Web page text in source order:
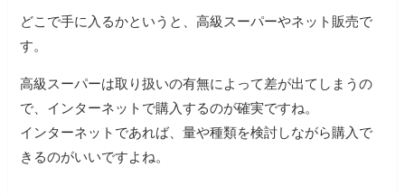
どこで手に入るかというと、高級スーパーやネット販売で
す。
高級スーパーは取り扱いの有無によって差が出てしまうの
で、インターネットで購入するのが確実ですね。
インターネットであれば、量や種類を検討しながら購入で
きるのがいいですよね。